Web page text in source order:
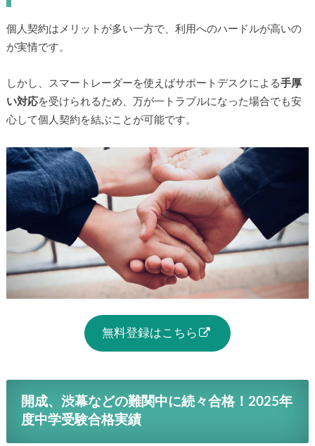
個人契約はメリットが多い一方で、利用へのハードルが高いの
が実情です。
しかし、スマートレーダーを使えばサポートデスクによる手厚
い対応を受けられるため、万が一トラブルになった場合でも安
心して個人契約を結ぶことが可能です。
無料登録はこちら
開成、渋幕などの難関中に続々合格！2025年
度中学受験合格実績